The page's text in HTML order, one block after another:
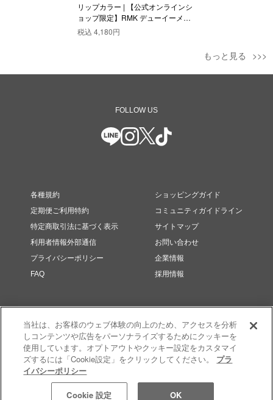
リップカラー | 【公式オンラインシ
ョップ限定】RMK デューイーメル
ト リップカラー(レフィル)ケース
WS付きセット 12
税込 4,180円
もっと見る
FOLLOW US
各種規約
定期便ご利用特約
特定商取引法に基づく表示
利用者情報外部通信
プライバシーポリシー
FAQ
ショッピングガイド
コミュニティガイドライン
サイトマップ
お問い合わせ
企業情報
採用情報
© RMK Div. e’quipe, LTD. All rights reserved.
当社は、お客様のウェブ体験の向上のため、アクセスを分析
しコンテンツや広告をパーソナライズするためにクッキーを
使用しています。オプトアウトやクッキー設定をカスタマイ
ズするには「Cookie設定」をクリックしてください。 プラ
イバシーポリシー
Cookie 設定 OK